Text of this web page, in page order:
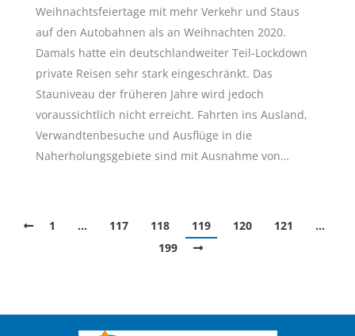
Weihnachtsfeiertage mit mehr Verkehr und Staus
auf den Autobahnen als an Weihnachten 2020.
Damals hatte ein deutschlandweiter Teil-Lockdown
private Reisen sehr stark eingeschränkt. Das
Stauniveau der früheren Jahre wird jedoch
voraussichtlich nicht erreicht. Fahrten ins Ausland,
Verwandtenbesuche und Ausflüge in die
Naherholungsgebiete sind mit Ausnahme von…
1 … 117 118 119 120 121
…
199